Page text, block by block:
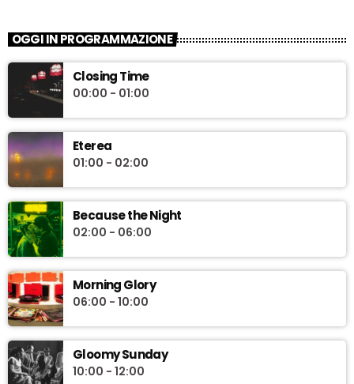
OGGI IN PROGRAMMAZIONE
Closing Time
00:00 - 01:00
Eterea
01:00 - 02:00
Because the Night
02:00 - 06:00
Morning Glory
06:00 - 10:00
Gloomy Sunday
10:00 - 12:00